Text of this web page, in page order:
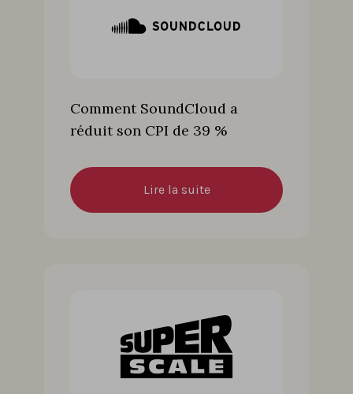
Comment SoundCloud a
réduit son CPI de 39 %
Lire la suite